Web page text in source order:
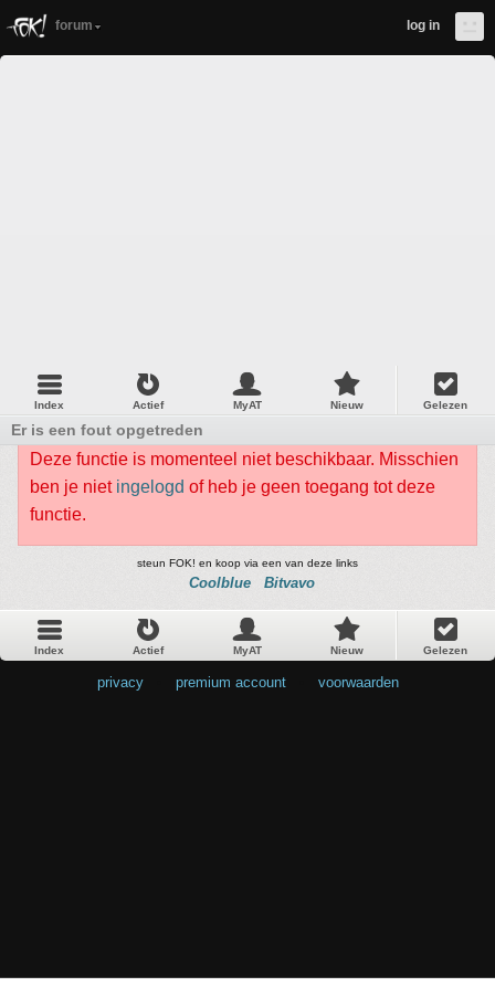
forum log in
Index Actief MyAT Nieuw Gelezen
Er is een fout opgetreden
Deze functie is momenteel niet beschikbaar. Misschien
ben je niet ingelogd of heb je geen toegang tot deze
functie.
steun FOK! en koop via een van deze links
Coolblue Bitvavo
Index Actief MyAT Nieuw Gelezen
privacy premium account voorwaarden